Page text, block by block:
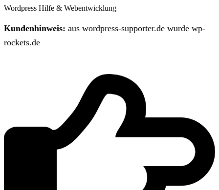
Wordpress Hilfe & Webentwicklung
Kundenhinweis: aus wordpress-supporter.de wurde wp-
rockets.de